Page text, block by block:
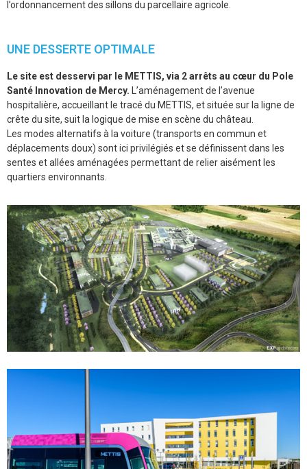
l’ordonnancement des sillons du parcellaire agricole.
UNE DESSERTE OPTIMALE
Le site est desservi par le METTIS, via 2 arrêts au cœur du Pole
Santé Innovation de Mercy. L’aménagement de l’avenue
hospitalière, accueillant le tracé du METTIS, et située sur la ligne de
crête du site, suit la logique de mise en scène du château.
Les modes alternatifs à la voiture (transports en commun et
déplacements doux) sont ici privilégiés et se définissent dans les
sentes et allées aménagées permettant de relier aisément les
quartiers environnants.